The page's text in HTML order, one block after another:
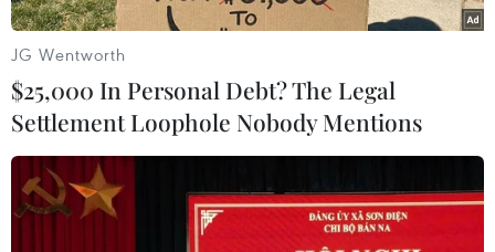
Các nhà lãnh đạo ASEAN điều chỉnh chính
JG Wentworth
$25,000 In Personal Debt? The Legal
Settlement Loophole Nobody Mentions